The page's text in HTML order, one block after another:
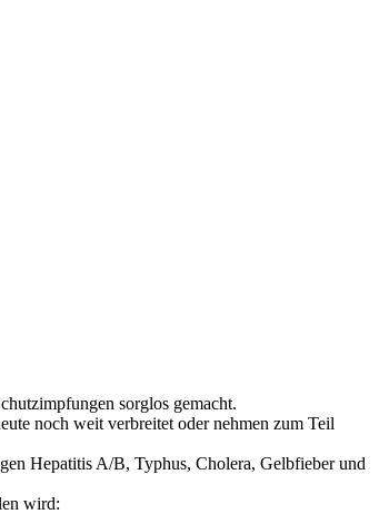
sorglos gemacht.
noch weit verbreitet oder nehmen zum Teil
Hepatitis A/B, Typhus, Cholera, Gelbfieber und
wird: